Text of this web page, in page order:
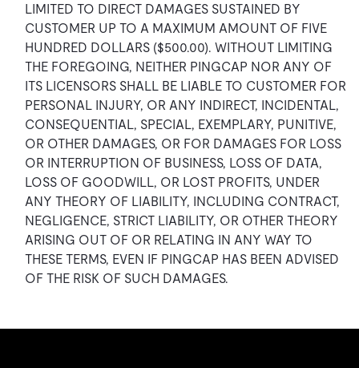
LIMITED TO DIRECT DAMAGES SUSTAINED BY
CUSTOMER UP TO A MAXIMUM AMOUNT OF FIVE
HUNDRED DOLLARS ($500.00). WITHOUT LIMITING
THE FOREGOING, NEITHER PINGCAP NOR ANY OF
ITS LICENSORS SHALL BE LIABLE TO CUSTOMER FOR
PERSONAL INJURY, OR ANY INDIRECT, INCIDENTAL,
CONSEQUENTIAL, SPECIAL, EXEMPLARY, PUNITIVE,
OR OTHER DAMAGES, OR FOR DAMAGES FOR LOSS
OR INTERRUPTION OF BUSINESS, LOSS OF DATA,
LOSS OF GOODWILL, OR LOST PROFITS, UNDER
ANY THEORY OF LIABILITY, INCLUDING CONTRACT,
NEGLIGENCE, STRICT LIABILITY, OR OTHER THEORY
ARISING OUT OF OR RELATING IN ANY WAY TO
THESE TERMS, EVEN IF PINGCAP HAS BEEN ADVISED
OF THE RISK OF SUCH DAMAGES.